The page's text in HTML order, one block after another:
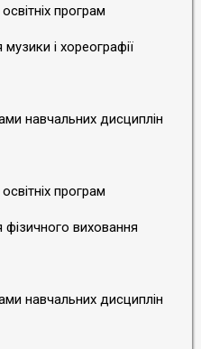
програм
і хореографії
навчальних дисциплін
програм
фізичного виховання
навчальних дисциплін